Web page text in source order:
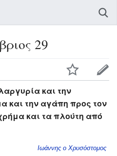
29
και την
και την αγάπη προς τον
και τα πλούτη από
Ιωάννης ο Χρυσόστομος